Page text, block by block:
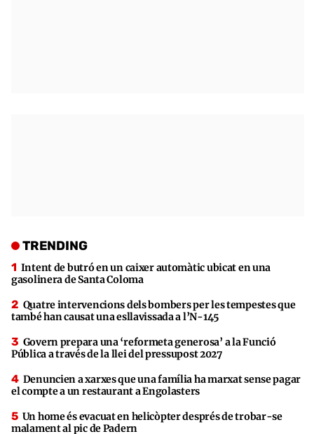
TRENDING
Intent de butró en un caixer automàtic ubicat en una
gasolinera de Santa Coloma
Quatre intervencions dels bombers per les tempestes que
també han causat una esllavissada a l’N-145
Govern prepara una ‘reformeta generosa’ a la Funció
Pública a través de la llei del pressupost 2027
Denuncien a xarxes que una família ha marxat sense pagar
el compte a un restaurant a Engolasters
Un home és evacuat en helicòpter després de trobar-se
malament al pic de Padern